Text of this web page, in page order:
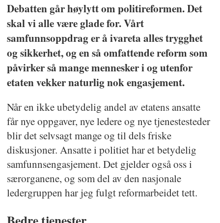
Debatten går høylytt om politireformen. Det
skal vi alle være glade for. Vårt
samfunnsoppdrag er å ivareta alles trygghet
og sikkerhet, og en så omfattende reform som
påvirker så mange mennesker i og utenfor
etaten vekker naturlig nok engasjement.
Når en ikke ubetydelig andel av etatens ansatte
får nye oppgaver, nye ledere og nye tjenestesteder
blir det selvsagt mange og til dels friske
diskusjoner. Ansatte i politiet har et betydelig
samfunnsengasjement. Det gjelder også oss i
særorganene, og som del av den nasjonale
ledergruppen har jeg fulgt reformarbeidet tett.